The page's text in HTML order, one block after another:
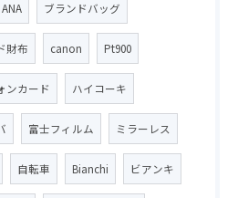
ANA ブランドバッグ
財布 canon Pt900
ンカード ハイコーキ
富士フィルム ミラーレス
自転車 Bianchi ビアンキ